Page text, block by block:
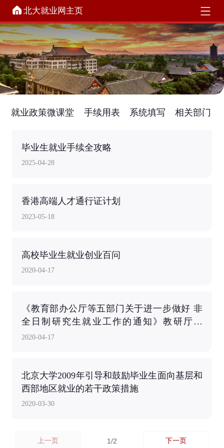
北大就业网主页
就业政策微课堂 手续用表 系统填写 相关部门
毕业生就业手续全攻略
2025-04-28
香港高端人才通行证计划
2023-05-18
高校毕业生就业创业百问
2020-04-17
《教育部办公厅等五部门关于进一步做好 非
全日制研究生就业工作的通知》教研厅函
〔2019〕1号
2020-04-17
北京大学2009年引导和鼓励毕业生面向基层和
西部地区就业的若干政策措施
2020-03-30
上一页 1/2 下一页